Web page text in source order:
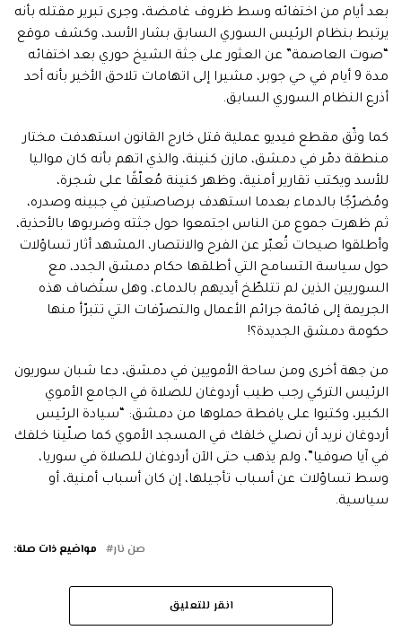
بعد أيام من اختفائه وسط ظروف غامضة، وجرى تبرير مقتله بأنه
يرتبط بنظام الرئيس السوري السابق بشار الأسد، وكشف موقع
“صوت العاصمة” عن العثور على جثة الشيخ حوري بعد اختفائه
مدة 9 أيام في حي جوبر، مشيرا إلى اتهامات تلاحق الأخير بأنه أحد
أذرع النظام السوري السابق.
كما وثّق مقطع فيديو عملية قتل خارج القانون استهدفت مختار
منطقة دمّر في دمشق، مازن كنينة، والذي اتهم بأنه كان مواليا
للأسد ويكتب تقارير أمنية، وظهر كنينة مُعلّقًا على شجرة،
ومُضرّجًا بالدماء بعدما استهدف برصاصتين في جبينه وصدره،
ثم ظهرت جموع من الناس اجتمعوا حول جثته وضربوها بالأحذية،
وأطلقوا صيحات تُعبّر عن الفرح والانتصار، المشهد أثار تساؤلات
حول سياسة التسامح التي أطلقها حكام دمشق الجدد، مع
السوريين الذين لم تتلطّخ أيديهم بالدماء، وهل ستُضاف هذه
الجريمة إلى قائمة جرائم الأعمال والتصرّفات التي تتبرّأ منها
حكومة دمشق الجديدة؟!
من جهة أخرى ومن ساحة الأمويين في دمشق، دعا شبان سوريون
الرئيس التركي رجب طيب أردوغان للصلاة في الجامع الأموي
الكبير، وكتبوا على يافطة حملوها من دمشق: “سيادة الرئيس
أردوغان نريد أن نصلي خلفك في المسجد الأموي كما صلّينا خلفك
في آيا صوفيا”، ولم يذهب حتى الآن أردوغان للصلاة في سوريا،
وسط تساؤلات عن أسباب تأجيلها، إن كان أسباب أمنية، أو
سياسية.
مواضيع ذات صلة: صن نار
انقر للتعليق